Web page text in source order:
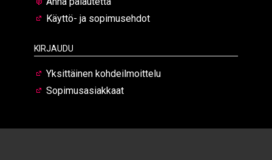
Käyttö- ja sopimusehdot
Kirjaudu
Yksittäinen kohdeilmoittelu
Sopimusasiakkaat